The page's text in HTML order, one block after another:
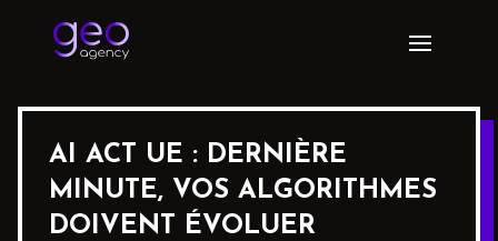
AI ACT UE : DERNIÈRE
MINUTE, VOS ALGORITHMES
DOIVENT ÉVOLUER